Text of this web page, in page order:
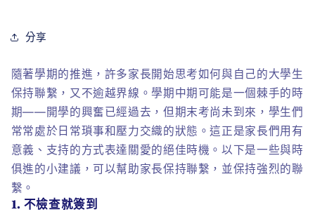
分享
隨著學期的推進，許多家長開始思考如何與自己的大學生
保持聯繫，又不逾越界線。學期中期可能是一個棘手的時
期——開學的興奮已經過去，但期末考尚未到來，學生們
常常處於日常瑣事和壓力交織的狀態。這正是家長們用有
意義、支持的方式表達關愛的絕佳時機。以下是一些與時
俱進的小建議，可以幫助家長保持聯繫，並保持強烈的聯
繫。
1. 不檢查就簽到